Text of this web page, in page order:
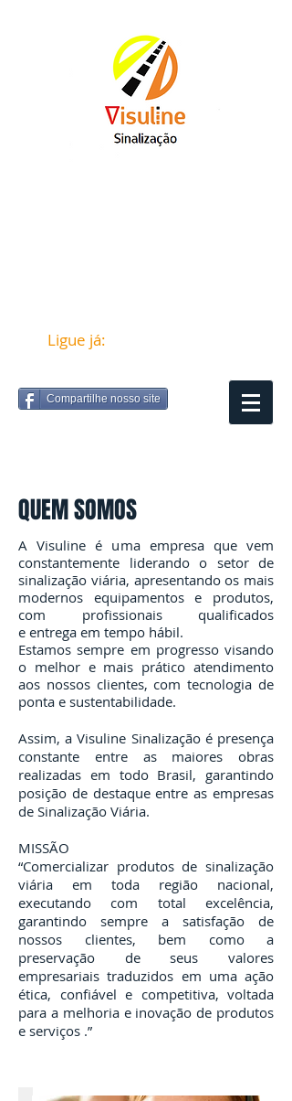
Compartilhe nosso site
Ligue já:
QUEM SOMOS
A Visuline é uma empresa que vem
constantemente liderando o setor de
sinalização viária, apresentando os mais
modernos equipamentos e produtos,
com profissionais qualificados
e entrega em tempo hábil.
Estamos sempre em progresso visando
o melhor e mais prático atendimento
aos nossos clientes, com tecnologia de
ponta e sustentabilidade.
Assim, a Visuline Sinalização é presença
constante entre as maiores obras
realizadas em todo Brasil, garantindo
posição de destaque entre as empresas
de Sinalização Viária.
MISSÃO
“Comercializar produtos de sinalização
viária em toda região nacional,
executando com total excelência,
garantindo sempre a satisfação de
nossos clientes, bem como a
preservação de seus valores
empresariais traduzidos em uma ação
ética, confiável e competitiva, voltada
para a melhoria e inovação de produtos
e serviços .”